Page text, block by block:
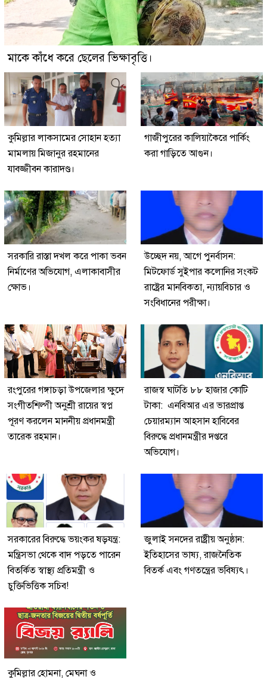
মাকে কাঁধে করে ছেলের ভিক্ষাবৃত্তি।
কুমিল্লার লাকসামের সোহান হত্যা
মামলায় মিজানুর রহমানের
যাবজ্জীবন কারাদণ্ড।
গাজীপুরের কালিয়াকৈরে পার্কিং
করা গাড়িতে আগুন।
সরকারি রাস্তা দখল করে পাকা ভবন
নির্মাণের অভিযোগ, এলাকাবাসীর
ক্ষোভ।
উচ্ছেদ নয়, আগে পুনর্বাসন:
মিটফোর্ড সুইপার কলোনির সংকট
রাষ্ট্রের মানবিকতা, ন্যায়বিচার ও
সংবিধানের পরীক্ষা।
রংপুরের গঙ্গাচড়া উপজেলার ক্ষুদে
সংগীতশিল্পী অনুশ্রী রায়ের স্বপ্ন
পূরণ করলেন মাননীয় প্রধানমন্ত্রী
তারেক রহমান।
রাজস্ব ঘাটতি ৮৮ হাজার কোটি
টাকা: এনবিআর এর ভারপ্রাপ্ত
চেয়ারম্যান আহসান হাবিবের
বিরুদ্ধে প্রধানমন্ত্রীর দপ্তরে
অভিযোগ।
সরকারের বিরুদ্ধে ভয়ংকর ষড়যন্ত্র:
মন্ত্রিসভা থেকে বাদ পড়তে পারেন
বিতর্কিত স্বাস্থ্য প্রতিমন্ত্রী ও
চুক্তিভিত্তিক সচিব!
জুলাই সনদের রাষ্ট্রীয় অনুষ্ঠান:
ইতিহাসের ভাষ্য, রাজনৈতিক
বিতর্ক এবং গণতন্ত্রের ভবিষ্যৎ।
কুমিল্লার হোমনা, মেঘনা ও